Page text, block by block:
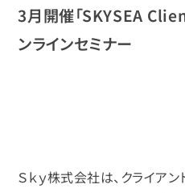
3月開催「SKYSEA
ンラインセミナー
Ｓｋｙ株式会社は、クライア